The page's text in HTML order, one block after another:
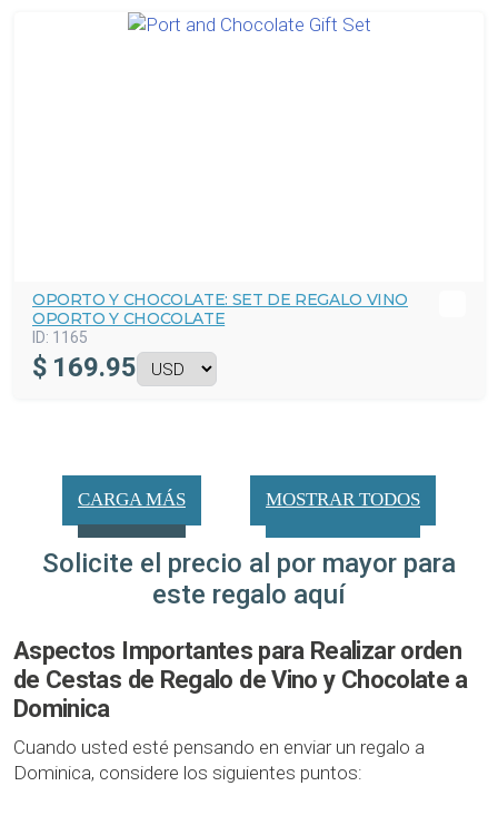
OPORTO Y CHOCOLATE: SET DE REGALO VINO
OPORTO Y CHOCOLATE
ID: 1165
$ 169.95
CARGA MÁS MOSTRAR TODOS
Solicite el precio al por mayor para
este regalo aquí
Aspectos Importantes para Realizar orden
de Cestas de Regalo de Vino y Chocolate a
Dominica
Cuando usted esté pensando en enviar un regalo a
Dominica, considere los siguientes puntos: